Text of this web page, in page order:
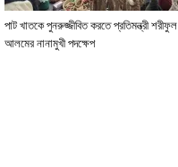
পাট খাতকে পুনরুজ্জীবিত করতে প্রতিমন্ত্রী শরীফুল
আলমের নানামুখী পদক্ষেপ